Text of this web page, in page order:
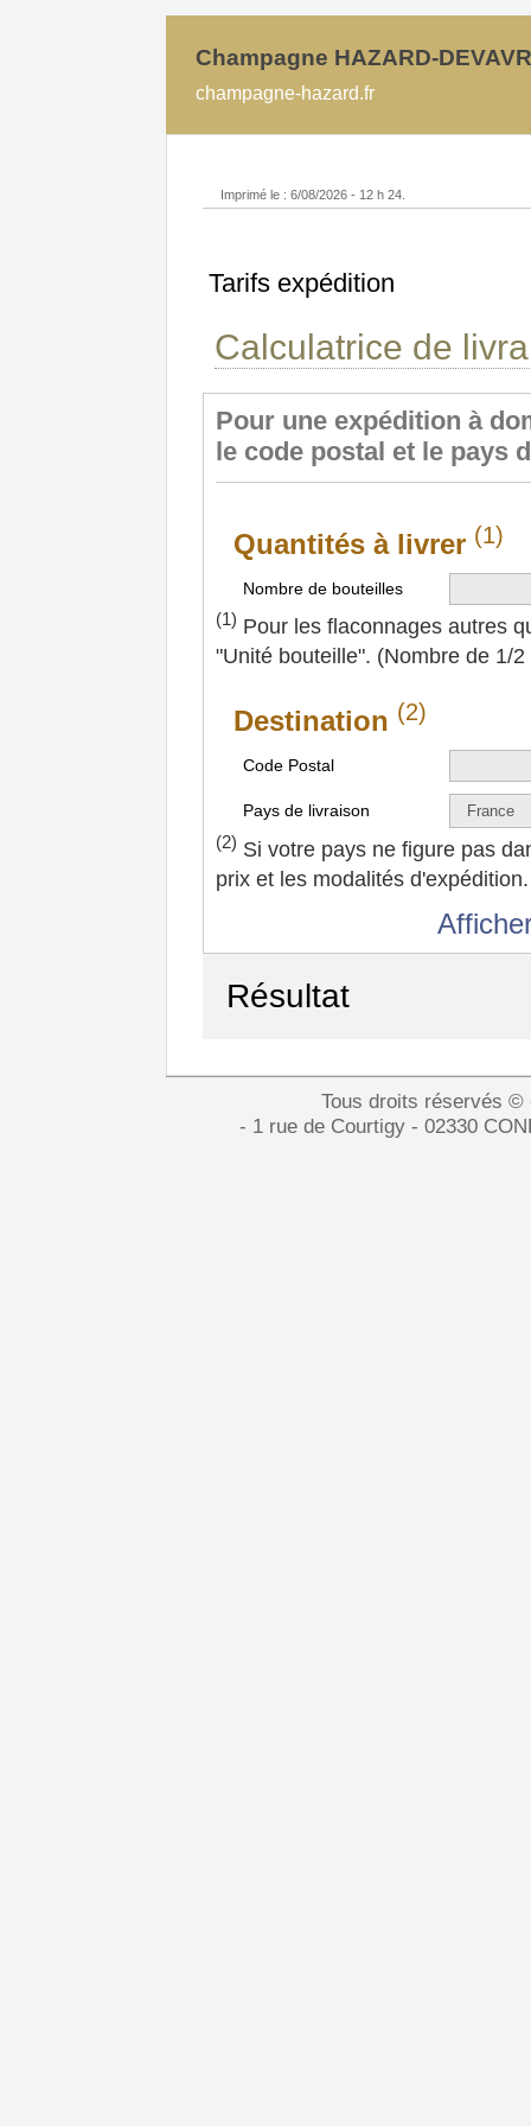
Champagne HAZARD-
champagne-hazard.fr
Imprimé le : 6/08/2026 - 12 h 24.
Tarifs expédition
Calculatrice de
Pour une expédition à
le code postal et le pays
Quantités à livrer (1)
Nombre de bouteilles
(1) Pour les flaconnages autres
"Unité bouteille". (Nombre de 1/
Destination (2)
Code Postal
Pays de livraison
(2) Si votre pays ne figure pas
prix et les modalités d'expédition.
Résultat
Tous droits réservés
- 1 rue de Courtigy - 02330